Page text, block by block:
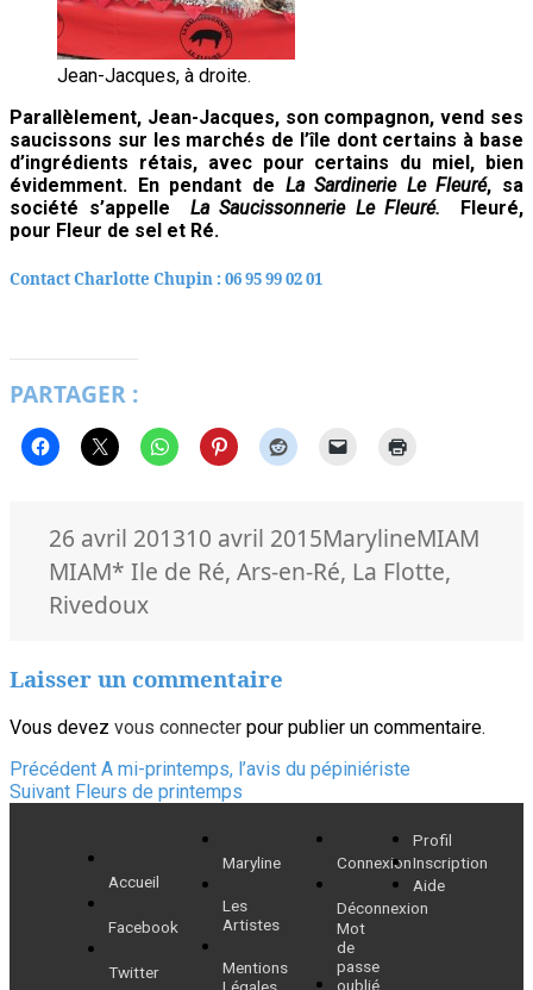
Jean-Jacques, à droite.
Parallèlement, Jean-Jacques, son compagnon, vend ses
saucissons sur les marchés de l’île dont certains à base
d’ingrédients rétais, avec pour certains du miel, bien
évidemment. En pendant de La Sardinerie Le Fleuré, sa
société s’appelle La Saucissonnerie Le Fleuré.
Fleuré,
pour Fleur de sel et Ré.
Contact Charlotte Chupin : 06 95 99 02 01
PARTAGER :
Publié
le
26 avril 201310 avril 2015Auteur
MarylineCatégories
MIAM
MIAMMots-
clés
* Ile de Ré,Ars-en-Ré, La Flotte,
Rivedoux
Laisser un commentaire
Vous devez vous connecter pour publier un commentaire.
Navigation
de
l’article
Précédent Article
précédent :
A mi-printemps, l’avis du pépiniériste
Suivant Article
Fleurs de printemps
Accueil
Facebook
Twitter
Maryline
Les
Artistes
Mentions
Connexion
Déconnexion
Mot
de
passe
oublié
Profil
Inscription
Aide